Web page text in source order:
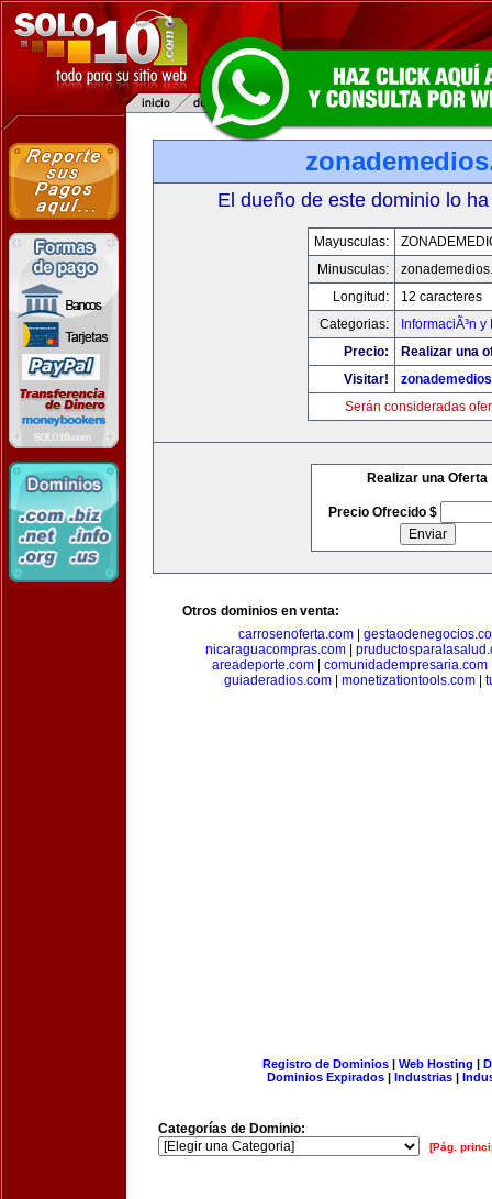
El dueño de este dominio lo
Mayusculas:
Minusculas:
Longitud:
12 caracteres
Categorias:
InformaciÃ³n
Precio:
Realizar una
Visitar!
Serán consideradas
Realizar una Oferta
Precio Ofrecido $
Otros dominios en venta:
carrosenoferta.com
nicaraguacompras.com
areadeporte.com| comunidadempresaria.com
guiaderadios.com| monetizationtools.com|
Registro de Dominios| Web Hosting |
Dominios Expirados | Industrias |
Categorías de Dominio:
[Pág.